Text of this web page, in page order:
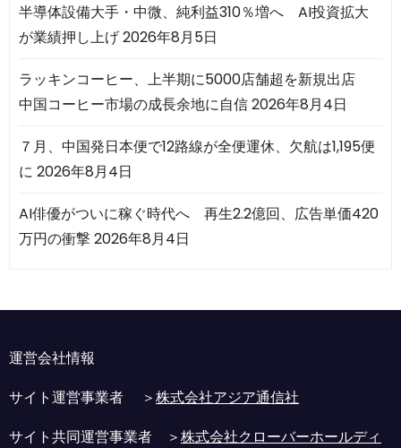
半導体設備大手・中微、純利益310％増へ AI投資拡大
が業績押し上げ2026年8月5日
ラッキンコーヒー、上半期に5000店舗超を新規出店
中国コーヒー市場の成長余地に自信2026年8月4日
７月、中国発日本便で12路線が全便運休、欠航は1,195便
に 2026年8月4日
AI俳優がついに稼ぐ時代へ 再生2.2億回、広告単価420
万円の衝撃2026年8月4日
運営会社情報
サイト運営事業者 ＞株式会社アジア通信社
サイト共同運営事業者 ＞株式会社クローバーホールディ